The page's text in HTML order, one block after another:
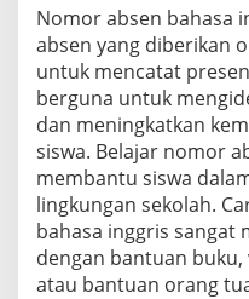
Nomor absen bahasa
absen yang diberikan
untuk mencatat
berguna untuk
dan meningkatkan
siswa. Belajar nomor
membantu siswa
lingkungan sekolah.
bahasa inggris sangat
dengan bantuan
atau bantuan orang